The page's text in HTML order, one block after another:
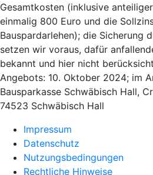
Gesamtkosten (inklusive
einmalig 800 Euro und die
Bauspardarlehen); die Sicherung
setzen wir voraus, dafür
bekannt und hier nicht
Angebots: 10. Oktober 2024; im
Bausparkasse Schwäbisch Hall,
74523 Schwäbisch Hall
Impressum
Datenschutz
Nutzungsbedingungen
Rechtliche Hinweise